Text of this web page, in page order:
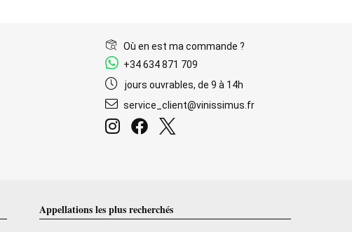
Où en est ma commande ?
+34 634 871 709
jours ouvrables, de 9 à 14h
service_client@vinissimus.fr
Appellations les plus recherchés